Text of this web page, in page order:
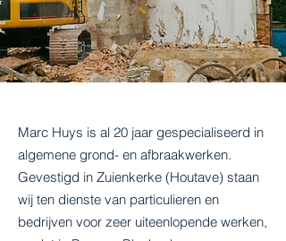
Marc Huys is al 20 jaar gespecialiseerd in
algemene grond- en afbraakwerken.
Gevestigd in Zuienkerke (Houtave) staan
wij ten dienste van particulieren en
bedrijven voor zeer uiteenlopende werken,